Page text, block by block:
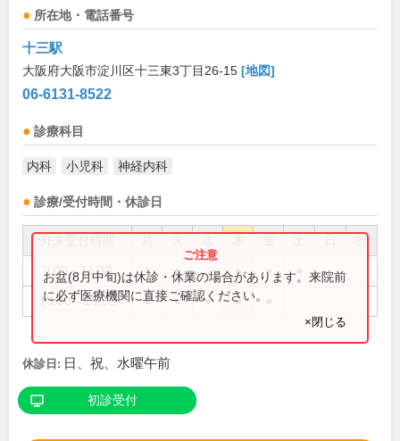
所在地・電話番号
十三駅
大阪府大阪市淀川区十三東3丁目26-15 [地図]
06-6131-8522
診療科目
内科 小児科 神経内科
診療/受付時間・休診日
祝
9:00～11:30 ● ● ● ●
18:00～19:30 ● ● ● ●
お盆(8月中旬)は休診・休業の場合があります。来院前
に必ず医療機関に直接ご確認ください。
×閉じる
休診日: 日、祝、水曜午前
初診受付